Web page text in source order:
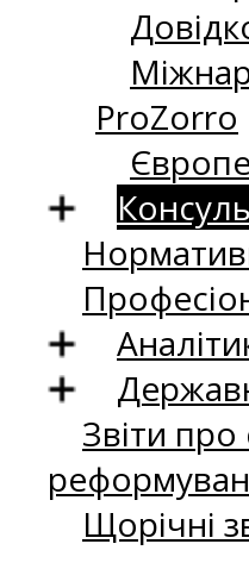
ProZorro
Звіти про
Щорічні